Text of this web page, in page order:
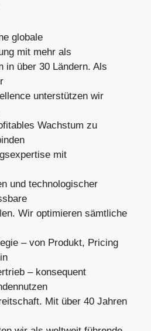
globale
mit mehr als
in über 30 Ländern. Als
unterstützen wir
Wachstum zu
mit
und technologischer
Wir optimieren sämtliche
– von Produkt, Pricing
– konsequent
Mit über 40 Jahren